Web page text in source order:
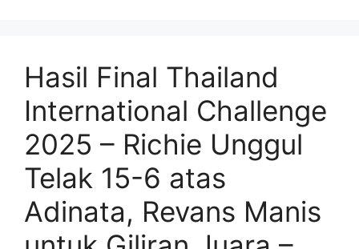
Hasil Final Thailand
International Challenge
2025 – Richie Unggul
Telak 15-6 atas
Adinata, Revans Manis